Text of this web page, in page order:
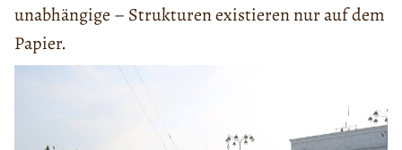
unabhängige – Strukturen existieren nur auf dem
Papier.